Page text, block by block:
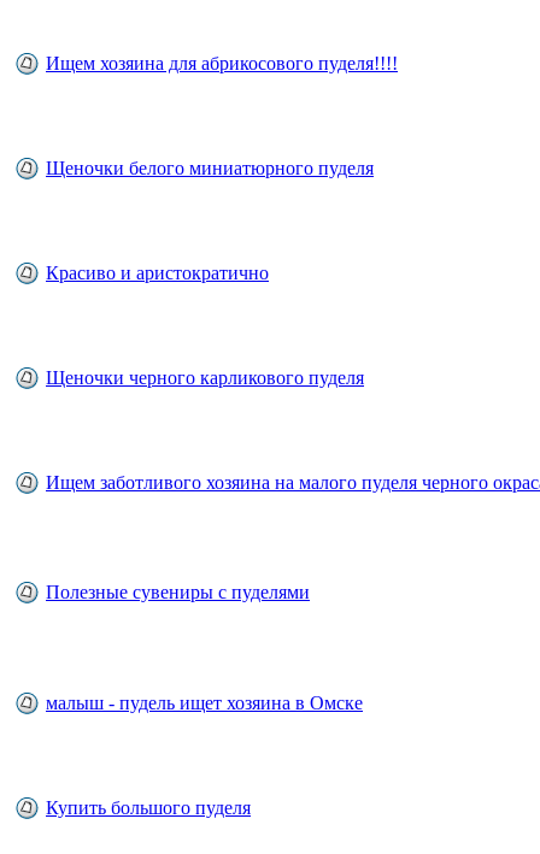
Ищем хозяина для абрикосового пуделя!!!!
Щеночки белого миниатюрного пуделя
Красиво и аристократично
Щеночки черного карликового пуделя
Ищем заботливого хозяина на малого пуделя черного
Полезные сувениры с пуделями
малыш - пудель ищет хозяина в Омске
Купить большого пуделя